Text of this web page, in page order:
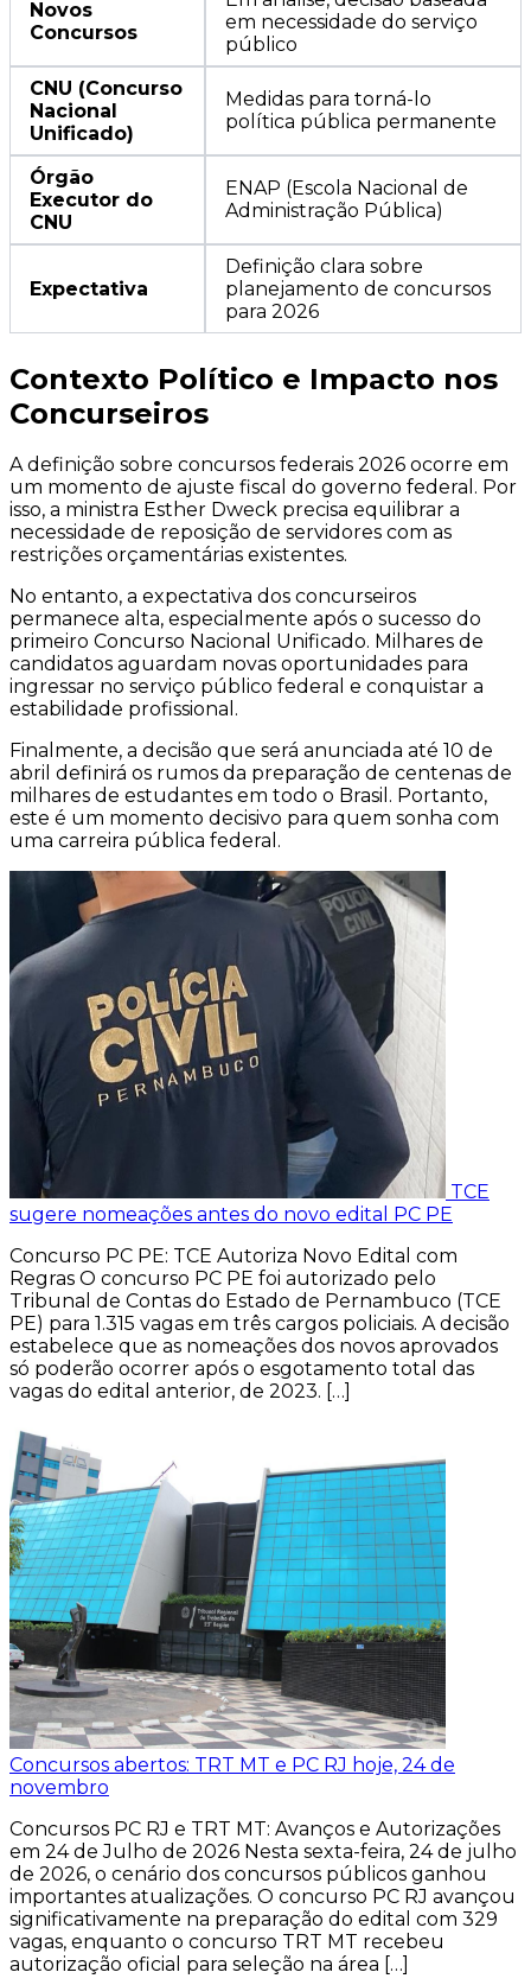
Novos
Concursos
em necessidade do serviço
público
CNU (Concurso
Nacional
Unificado)
Medidas para torná-lo
política pública permanente
Órgão
Executor do
CNU
ENAP (Escola Nacional de
Administração Pública)
Expectativa
Definição clara sobre
planejamento de concursos
para 2026
Contexto Político e Impacto nos
Concurseiros
A definição sobre concursos federais 2026 ocorre em
um momento de ajuste fiscal do governo federal. Por
isso, a ministra Esther Dweck precisa equilibrar a
necessidade de reposição de servidores com as
restrições orçamentárias existentes.
No entanto, a expectativa dos concurseiros
permanece alta, especialmente após o sucesso do
primeiro Concurso Nacional Unificado. Milhares de
candidatos aguardam novas oportunidades para
ingressar no serviço público federal e conquistar a
estabilidade profissional.
Finalmente, a decisão que será anunciada até 10 de
abril definirá os rumos da preparação de centenas de
milhares de estudantes em todo o Brasil. Portanto,
este é um momento decisivo para quem sonha com
uma carreira pública federal.
TCE
sugere nomeações antes do novo edital PC PE
Concurso PC PE: TCE Autoriza Novo Edital com
Regras O concurso PC PE foi autorizado pelo
Tribunal de Contas do Estado de Pernambuco (TCE
PE) para 1.315 vagas em três cargos policiais. A decisão
estabelece que as nomeações dos novos aprovados
só poderão ocorrer após o esgotamento total das
vagas do edital anterior, de 2023. […]
Concursos abertos: TRT MT e PC RJ hoje, 24 de
novembro
Concursos PC RJ e TRT MT: Avanços e Autorizações
em 24 de Julho de 2026 Nesta sexta-feira, 24 de julho
de 2026, o cenário dos concursos públicos ganhou
importantes atualizações. O concurso PC RJ avançou
significativamente na preparação do edital com 329
vagas, enquanto o concurso TRT MT recebeu
autorização oficial para seleção na área […]